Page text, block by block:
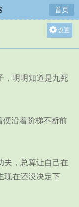
首页
设置
中
明明知道是九死
沿着阶梯不断前
，总算让自己在
现在还没决定下